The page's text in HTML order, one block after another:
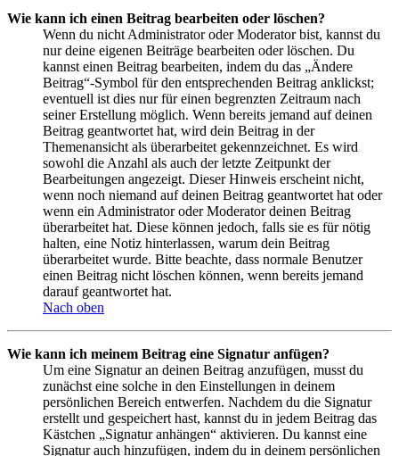
Wie kann ich einen Beitrag bearbeiten oder löschen?
Wenn du nicht Administrator oder Moderator bist, kannst du
nur deine eigenen Beiträge bearbeiten oder löschen. Du
kannst einen Beitrag bearbeiten, indem du das „Ändere
Beitrag“-Symbol für den entsprechenden Beitrag anklickst;
eventuell ist dies nur für einen begrenzten Zeitraum nach
seiner Erstellung möglich. Wenn bereits jemand auf deinen
Beitrag geantwortet hat, wird dein Beitrag in der
Themenansicht als überarbeitet gekennzeichnet. Es wird
sowohl die Anzahl als auch der letzte Zeitpunkt der
Bearbeitungen angezeigt. Dieser Hinweis erscheint nicht,
wenn noch niemand auf deinen Beitrag geantwortet hat oder
wenn ein Administrator oder Moderator deinen Beitrag
überarbeitet hat. Diese können jedoch, falls sie es für nötig
halten, eine Notiz hinterlassen, warum dein Beitrag
überarbeitet wurde. Bitte beachte, dass normale Benutzer
einen Beitrag nicht löschen können, wenn bereits jemand
darauf geantwortet hat.
Nach oben
Wie kann ich meinem Beitrag eine Signatur anfügen?
Um eine Signatur an deinen Beitrag anzufügen, musst du
zunächst eine solche in den Einstellungen in deinem
persönlichen Bereich entwerfen. Nachdem du die Signatur
erstellt und gespeichert hast, kannst du in jedem Beitrag das
Kästchen „Signatur anhängen“ aktivieren. Du kannst eine
Signatur auch hinzufügen, indem du in deinem persönlichen